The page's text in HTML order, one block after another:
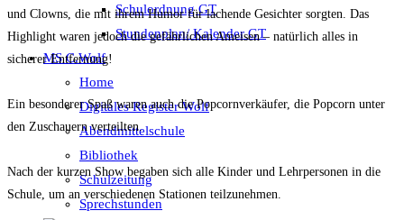
Schulordnung GT
Stundenplan/ Kalender GT
MS C.Wolf
Home
Digitales Register Wolf
Abendmittelschule
Bibliothek
Schulzeitung
Sprechstunden
und Clowns, die mit ihrem Humor für lachende Gesichter sorgten. Das
Highlight waren jedoch die gefährlichen Ameisen – natürlich alles in
sicherer Entfernung!
Ein besonderer Spaß waren auch die Popcornverkäufer, die Popcorn unter
den Zuschauern verteilten.
Nach der kurzen Show begaben sich alle Kinder und Lehrpersonen in die
Schule, um an verschiedenen Stationen teilzunehmen.